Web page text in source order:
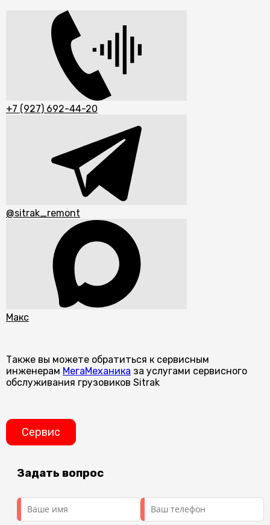
+7 (927) 692-44-20
@sitrak_remont
Макс
Также вы можете обратиться к сервисным
инженерам МегаМеханика за услугами сервисного
обслуживания грузовиков Sitrak
Сервис
Задать вопрос